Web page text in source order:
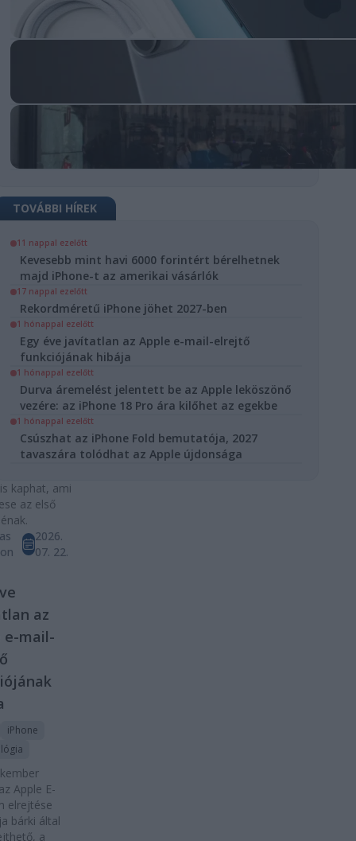
jöhet
iPhone
szerint az
évi
az
Pro Max
kaphat, ami
az első
2026.
07. 22.
az
e-mail-
iPhone
Apple E-
elrejtése
bárki által
a
TOVÁBBI HÍREK
11 nappal ezelőtt
Kevesebb mint havi 6000 forintért bérelhetnek
majd iPhone-t az amerikai vásárlók
17 nappal ezelőtt
Rekordméretű iPhone jöhet 2027-ben
1 hónappal ezelőtt
Egy éve javítatlan az Apple e-mail-elrejtő
funkciójának hibája
1 hónappal ezelőtt
Durva áremelést jelentett be az Apple leköszönő
vezére: az iPhone 18 Pro ára kilőhet az egekbe
1 hónappal ezelőtt
Csúszhat az iPhone Fold bemutatója, 2027
tavaszára tolódhat az Apple újdonsága